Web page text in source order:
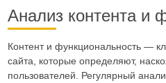
Анализ контента и
Контент и функциональность —
сайта, которые определяют,
пользователей. Регулярный